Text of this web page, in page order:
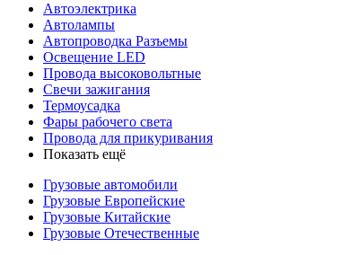
Автоэлектрика
Автолампы
Автопроводка Разъемы
Освещение LED
Провода высоковольтные
Свечи зажигания
Термоусадка
Фары рабочего света
Провода для прикуривания
Показать ещё
Грузовые автомобили
Грузовые Европейские
Грузовые Китайские
Грузовые Отечественные